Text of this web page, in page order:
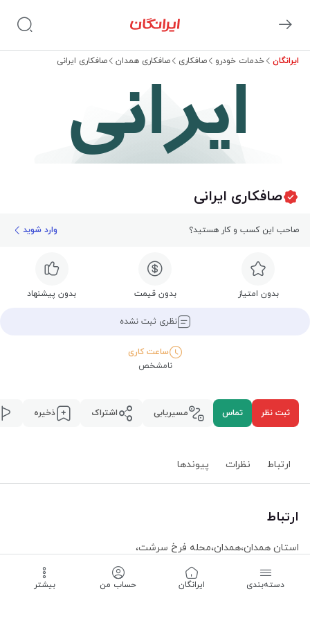
ایرانگان خدمات خودرو صافکاری صافکاری همدان صافکاری ایرانی
ایرانی
صافکاری ایرانی
صاحب این کسب و کار هستید؟ وارد شوید
بدون امتیاز بدون قیمت بدون پیشنهاد
نظری ثبت نشده
ساعت کاری
نامشخص
ثبت نظر تماس مسیریابی اشتراک ذخیره
ارتباط نظرات پیوند‌ها
ارتباط
استان همدان،همدان،محله فرخ سرشت،
دسته‌بندی ‌ایرانگان حساب من بیشتر